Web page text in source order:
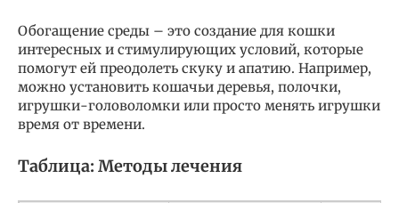
Обогащение среды – это создание для кошки
интересных и стимулирующих условий, которые
помогут ей преодолеть скуку и апатию. Например,
можно установить кошачьи деревья, полочки,
игрушки-головоломки или просто менять игрушки
время от времени.
Таблица: Методы лечения